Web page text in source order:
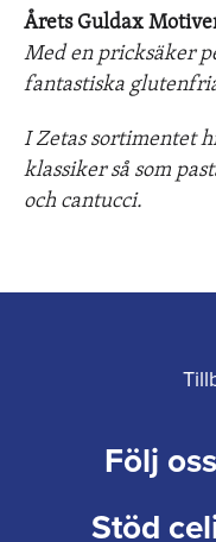
Årets Guldax
Med en pricksäker
fantastiska
I Zetas sortimentet
klassiker så som
och cantucci.
Följ
Stöd